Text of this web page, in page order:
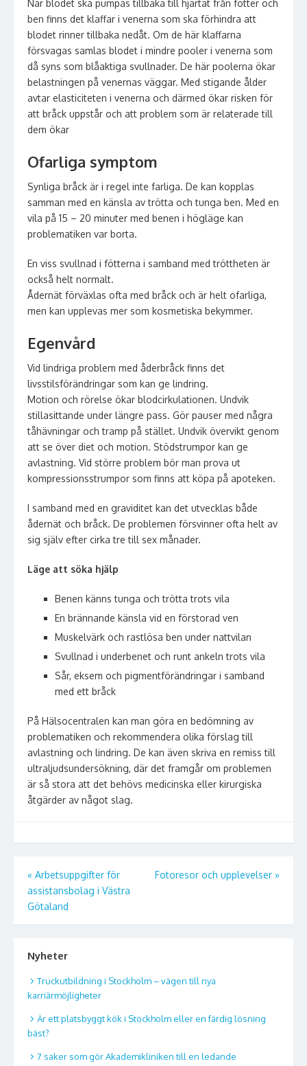
När blodet ska pumpas tillbaka till hjärtat från fötter och
ben finns det klaffar i venerna som ska förhindra att
blodet rinner tillbaka nedåt. Om de här klaffarna
försvagas samlas blodet i mindre pooler i venerna som
då syns som blåaktiga svullnader. De här poolerna ökar
belastningen på venernas väggar. Med stigande ålder
avtar elasticiteten i venerna och därmed ökar risken för
att bråck uppstår och att problem som är relaterade till
dem ökar
Ofarliga symptom
Synliga bråck är i regel inte farliga. De kan kopplas
samman med en känsla av trötta och tunga ben. Med en
vila på 15 – 20 minuter med benen i högläge kan
problematiken var borta.
En viss svullnad i fötterna i samband med tröttheten är
också helt normalt.
Ådernät förväxlas ofta med bråck och är helt ofarliga,
men kan upplevas mer som kosmetiska bekymmer.
Egenvård
Vid lindriga problem med åderbråck finns det
livsstilsförändringar som kan ge lindring.
Motion och rörelse ökar blodcirkulationen. Undvik
stillasittande under längre pass. Gör pauser med några
tåhävningar och tramp på stället. Undvik övervikt genom
att se över diet och motion. Stödstrumpor kan ge
avlastning. Vid större problem bör man prova ut
kompressionsstrumpor som finns att köpa på apoteken.
I samband med en graviditet kan det utvecklas både
ådernät och bråck. De problemen försvinner ofta helt av
sig själv efter cirka tre till sex månader.
Läge att söka hjälp
Benen känns tunga och trötta trots vila
En brännande känsla vid en förstorad ven
Muskelvärk och rastlösa ben under nattvilan
Svullnad i underbenet och runt ankeln trots vila
Sår, eksem och pigmentförändringar i samband
med ett bråck
På Hälsocentralen kan man göra en bedömning av
problematiken och rekommendera olika förslag till
avlastning och lindring. De kan även skriva en remiss till
ultraljudsundersökning, där det framgår om problemen
är så stora att det behövs medicinska eller kirurgiska
åtgärder av något slag.
Inläggsnavigering
« Arbetsuppgifter för
assistansbolag i Västra
Götaland
Fotoresor och upplevelser »
Nyheter
Truckutbildning i Stockholm – vägen till nya
karriärmöjligheter
Är ett platsbyggt kök i Stockholm eller en färdig lösning
bäst?
7 saker som gör Akademikliniken till en ledande